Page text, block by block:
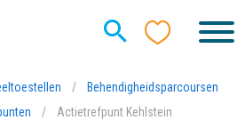
/
Behendigheidsparcoursen
/ Actietrefpunt Kehlstein